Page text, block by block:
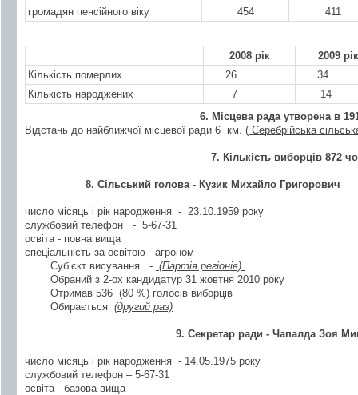
громадян пенсійного віку
454 411
2008 рік
2009 рік
Кількість померлих
26
34
Кількість народжених
7
14
6. Місцева рада утворена в
Відстань до найближчої місцевої ради 6 км. ( Серебрійська
7. Кількість виборців 872
8. Сільський голова - Кузик Михайло Григорович
число місяць і рік народження - 23.10.1959 року
службовий телефон - 5-67-31
освіта - повна вища
спеціальність за освітою - агроном
Суб’єкт висування - (Партія регіонів)
Обраний з 2-ох кандидатур 31 жовтня 2010 року
Отримав 536 (80 %) голосів виборців
Обирається (другий раз)
9. Секретар ради - Чапалда Зоя
число місяць і рік народження - 14.05.1975 року
службовий телефон – 5-67-31
освіта - базова вища